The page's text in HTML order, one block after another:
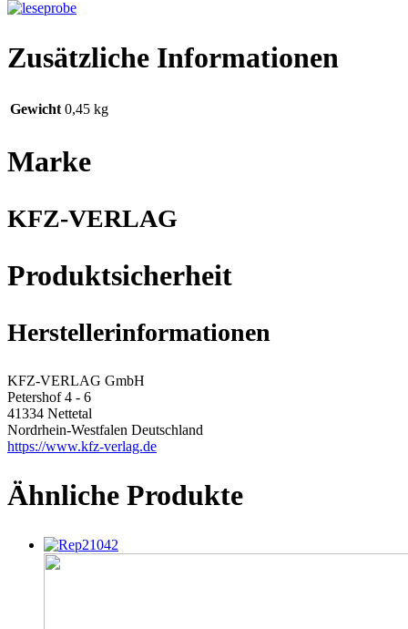
Zusätzliche Informationen
Gewicht 0,45 kg
Marke
KFZ-VERLAG
Produktsicherheit
Herstellerinformationen
KFZ-VERLAG GmbH
Petershof 4 - 6
41334 Nettetal
Nordrhein-Westfalen Deutschland
https://www.kfz-verlag.de
Ähnliche Produkte